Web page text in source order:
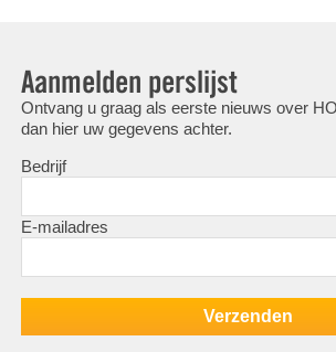
Aanmelden perslijst
Ontvang u graag als eerste nieuws over
dan hier uw gegevens achter.
Bedrijf
E-mailadres